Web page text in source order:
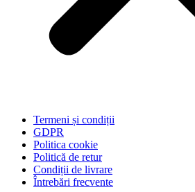
Termeni și condiții
GDPR
Politica cookie
Politică de retur
Condiții de livrare
Întrebări frecvente